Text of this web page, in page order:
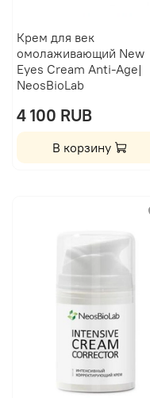
Крем для век
омолаживающий New
Eyes Cream Anti-Age|
NeosBioLab
4 100 RUB
В корзину